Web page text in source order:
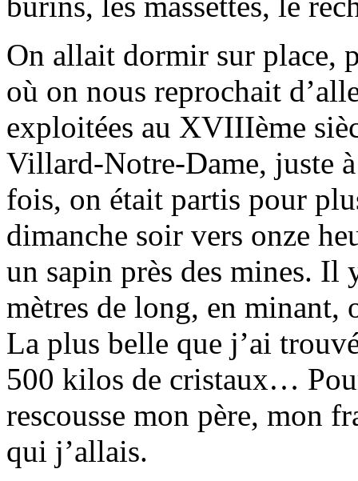
On allait dormir sur place,
où on nous reprochait
exploitées au XVIIIème
Villard-Notre-Dame, juste
fois, on était partis pour
dimanche soir vers onze
un sapin près des mines.
mètres de long, en
La plus belle que j’ai
500 kilos de cristaux…
rescousse mon père, mon
qui j’allais.